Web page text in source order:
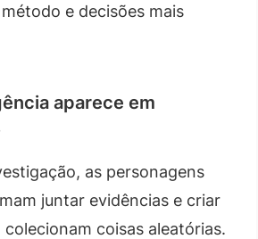
e decisões mais
aparece em
as personagens
juntar evidências e criar
colecionam coisas aleatórias.